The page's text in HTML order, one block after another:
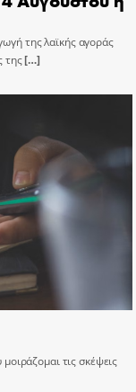
της λαϊκής αγοράς
της[…]
τις σκέψεις